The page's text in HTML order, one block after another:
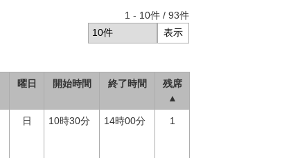
1 - 10件 / 93件
曜日 開始時間 終了時間
残席
▲
日 10時30分 14時00分 1